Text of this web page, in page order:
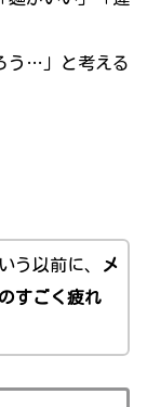
う…」と考える
う以前に、
メ
すごく疲れ